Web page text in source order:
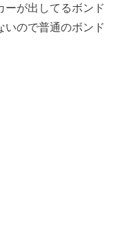
ーが出してるボンド
いので普通のボンド